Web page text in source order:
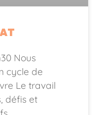
Nous
cycle de
Le travail
défis et